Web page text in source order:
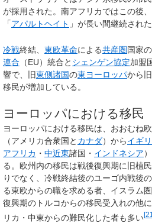
が採用された。南アフリカではこの後
「アパルトヘイト 」が長い間継続された
冷戦終結、 東欧革命による共産圏国家
連合 （EU）統合と シェンゲン協定加盟
響で、旧東側諸国の東ヨーロッパから旧
移民が増加している。
ヨーロッパにおける移民
ヨーロッパにおける移民は、おおむね
（アメリカ合衆国と カナダ）からイギ
アフリカ ・ 中近東諸国・ インドネシア
る。欧州内の移民は戦後復興期に旧植
りでなく、冷戦終結後のユーゴ内戦後
る東欧からの職を求める者、イスラム
復興期のトルコからの移民受入れの他
リカ・中東からの難民化した者も多い[21